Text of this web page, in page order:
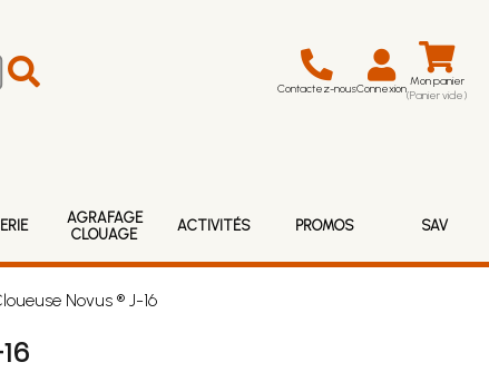
Contactez-nousConnexion Mon panier
(Panier vide)
AGRAFAGE
CLOUAGE
ACTIVITÉS PROMOS SAV
Novus ® J-16